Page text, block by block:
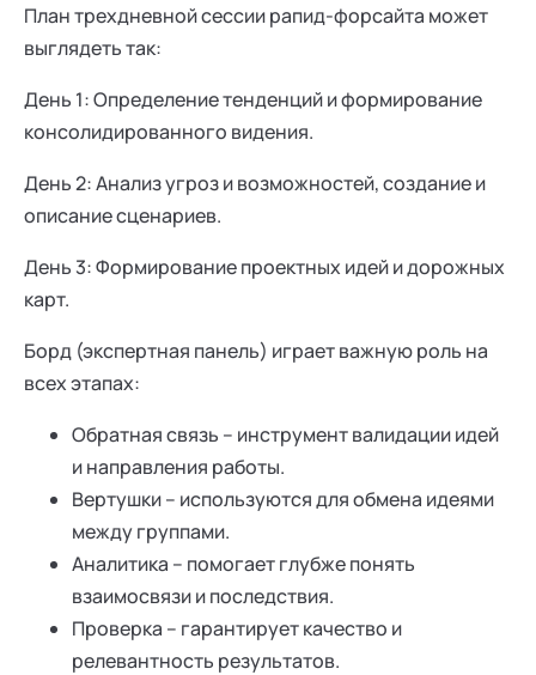
План трехдневной сессии рапид-форсайта может
выглядеть так:
День 1: Определение тенденций и формирование
консолидированного видения.
День 2: Анализ угроз и возможностей, создание и
описание сценариев.
День 3: Формирование проектных идей и дорожных
карт.
Борд (экспертная панель) играет важную роль на
всех этапах:
Обратная связь – инструмент валидации идей
и направления работы.
Вертушки – используются для обмена идеями
между группами.
Аналитика – помогает глубже понять
взаимосвязи и последствия.
Проверка – гарантирует качество и
релевантность результатов.